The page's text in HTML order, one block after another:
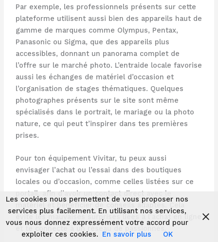
Par exemple, les professionnels présents sur cette
plateforme utilisent aussi bien des appareils haut de
gamme de marques comme Olympus, Pentax,
Panasonic ou Sigma, que des appareils plus
accessibles, donnant un panorama complet de
l’offre sur le marché photo. L’entraide locale favorise
aussi les échanges de matériel d’occasion et
l’organisation de stages thématiques. Quelques
photographes présents sur le site sont même
spécialisés dans le portrait, le mariage ou la photo
nature, ce qui peut t’inspirer dans tes premières
prises.
Pour ton équipement Vivitar, tu peux aussi
envisager l’achat ou l’essai dans des boutiques
locales ou d’occasion, comme celles listées sur ce
portail, afin d’avoir un contact direct avec le
matériel et bénéficier de conseils adaptés. Cela
évite les mauvaises surprises liées à l’achat en ligne
et te connecte à un réseau de passionnés.
Les cookies nous permettent de vous proposer nos
services plus facilement. En utilisant nos services,
vous nous donnez expressément votre accord pour
exploiter ces cookies. En savoir plus OK